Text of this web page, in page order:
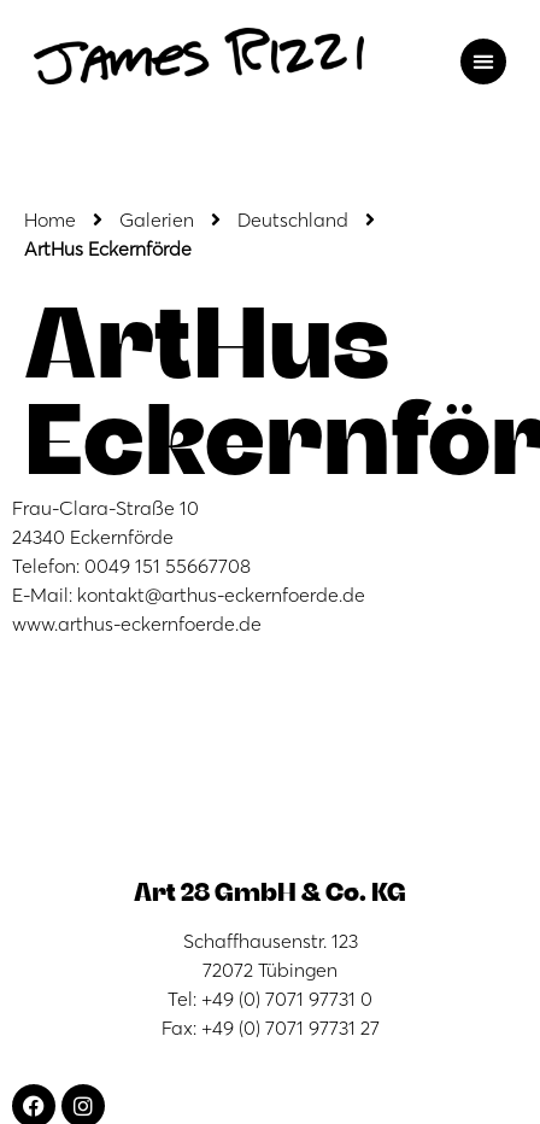
Home Galerien
Deutschland
ArtHus Eckernförde
ArtHus
Frau-Clara-Straße 10
24340 Eckernförde
Telefon: 0049 151 55667708
E-Mail: kontakt@arthus-eckernfoerde.de
www.arthus-eckernfoerde.de
Art 28 GmbH & Co. KG
Schaffhausenstr. 123
72072 Tübingen
Tel: +49 (0) 7071 97731 0
Fax: +49 (0) 7071 97731 27